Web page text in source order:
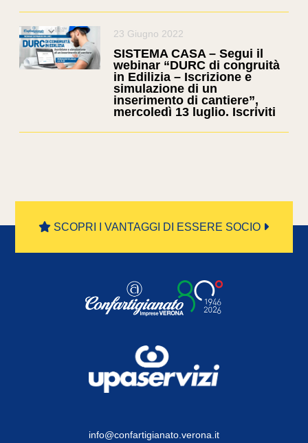
23 Giugno 2022
SISTEMA CASA – Segui il
webinar “DURC di congruità
in Edilizia – Iscrizione e
simulazione di un
inserimento di cantiere”,
mercoledì 13 luglio. Iscriviti
SCOPRI I VANTAGGI DI ESSERE SOCIO
info@confartigianato.verona.it